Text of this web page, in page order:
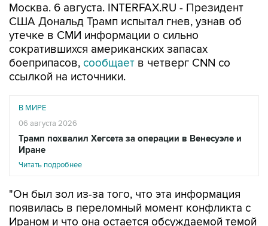
Москва. 6 августа. INTERFAX.RU - Президент
США Дональд Трамп испытал гнев, узнав об
утечке в СМИ информации о сильно
сократившихся американских запасах
боеприпасов, сообщает в четверг CNN со
ссылкой на источники.
В МИРЕ
06 августа 2026
Трамп похвалил Хегсета за операции в Венесуэле и
Иране
Читать подробнее
"Он был зол из-за того, что эта информация
появилась в переломный момент конфликта с
Ираном и что она остается обсуждаемой темой